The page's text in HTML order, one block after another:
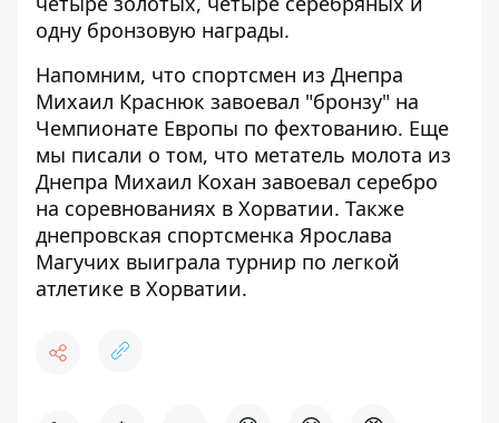
одну бронзовую награды.
Напомним, что спортсмен из Днепра
Михаил Краснюк завоевал "бронзу" на
Чемпионате Европы по фехтованию. Еще
мы писали о том, что метатель молота из
Днепра Михаил Кохан завоевал серебро
на соревнованиях в Хорватии. Также
днепровская спортсменка Ярослава
Магучих выиграла турнир по легкой
атлетике в Хорватии.